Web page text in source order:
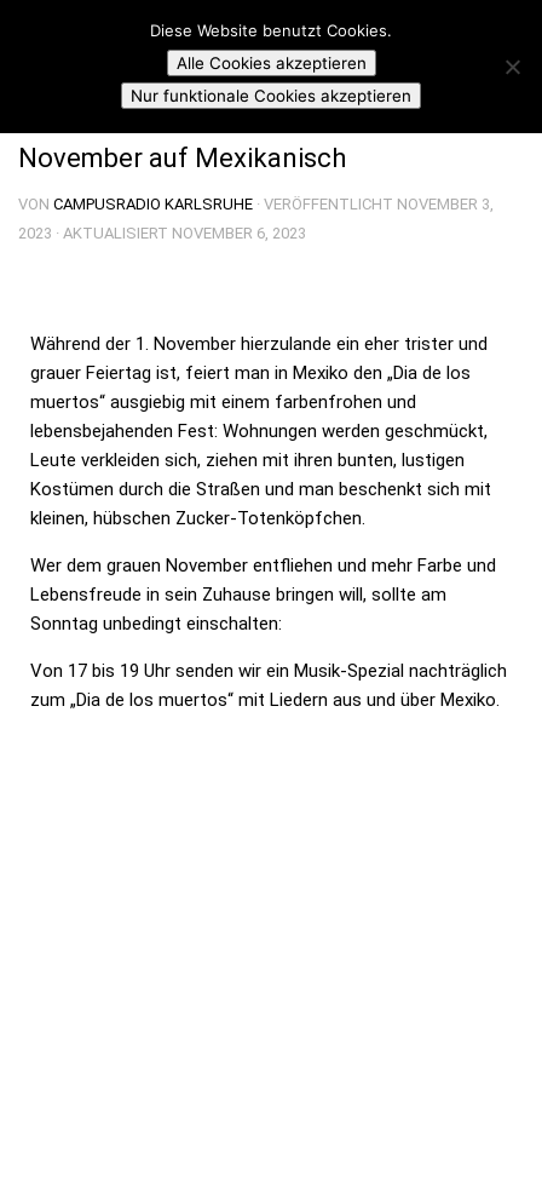
Skip to content
Campusradio Karlsruhe
ON TOPIC SUNDAY
November auf Mexikanisch
VON CAMPUSRADIO KARLSRUHE · VERÖFFENTLICHT NOVEMBER 3,
2023 · AKTUALISIERT NOVEMBER 6, 2023
Während der 1. November hierzulande ein eher trister und
grauer Feiertag ist, feiert man in Mexiko den „Dia de los
muertos“ ausgiebig mit einem farbenfrohen und
lebensbejahenden Fest: Wohnungen werden geschmückt,
Leute verkleiden sich, ziehen mit ihren bunten, lustigen
Kostümen durch die Straßen und man beschenkt sich mit
kleinen, hübschen Zucker-Totenköpfchen.
Wer dem grauen November entfliehen und mehr Farbe und
Lebensfreude in sein Zuhause bringen will, sollte am
Sonntag unbedingt einschalten:
Von 17 bis 19 Uhr senden wir ein Musik-Spezial nachträglich
zum „Dia de los muertos“ mit Liedern aus und über Mexiko.
Diese Website benutzt Cookies.
Alle Cookies akzeptieren
Nur funktionale Cookies akzeptieren